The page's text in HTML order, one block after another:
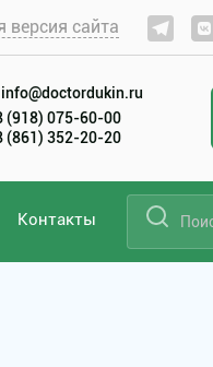
версия сайта
info@doctordukin.ru
(918) 075-60-00
(861) 352-20-20
Контакты